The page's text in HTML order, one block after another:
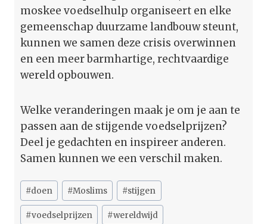
moskee voedselhulp organiseert en elke
gemeenschap duurzame landbouw steunt,
kunnen we samen deze crisis overwinnen
en een meer barmhartige, rechtvaardige
wereld opbouwen.
Welke veranderingen maak je om je aan te
passen aan de stijgende voedselprijzen?
Deel je gedachten en inspireer anderen.
Samen kunnen we een verschil maken.
Bericht
tags:
#doen #Moslims #stijgen
#voedselprijzen #wereldwijd